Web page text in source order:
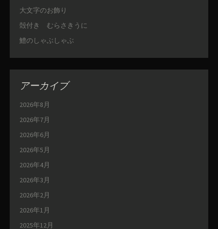
大文字のお飾り
殻付き むらさきうに
鱧のしゃぶしゃぶ
アーカイブ
2026年8月
2026年7月
2026年6月
2026年5月
2026年4月
2026年3月
2026年2月
2026年1月
2025年12月